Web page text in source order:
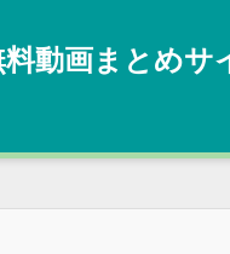
動画まとめサ